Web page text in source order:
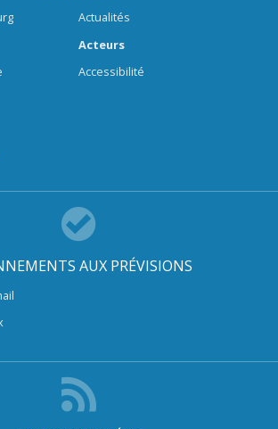
Actualités
Acteurs
Accessibilité
AUX PRÉVISIONS